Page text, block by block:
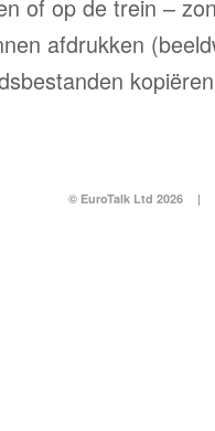
of op de trein –
afdrukken
© EuroTalk Ltd 2026 |